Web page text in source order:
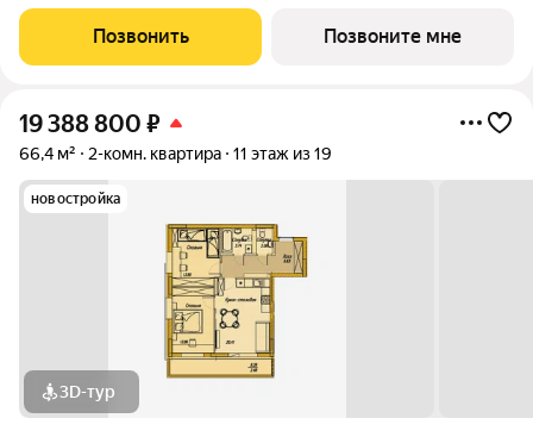
этаже Библиотека Спортивная зона Детский уголок 3.
Комфортный паркинг Закрытый паркинг на 1
Позвонить Позвоните мне
19 388 800 ₽
66,4 м² 2-комн. квартира 11 этаж из 19
новостройка
3D-тур